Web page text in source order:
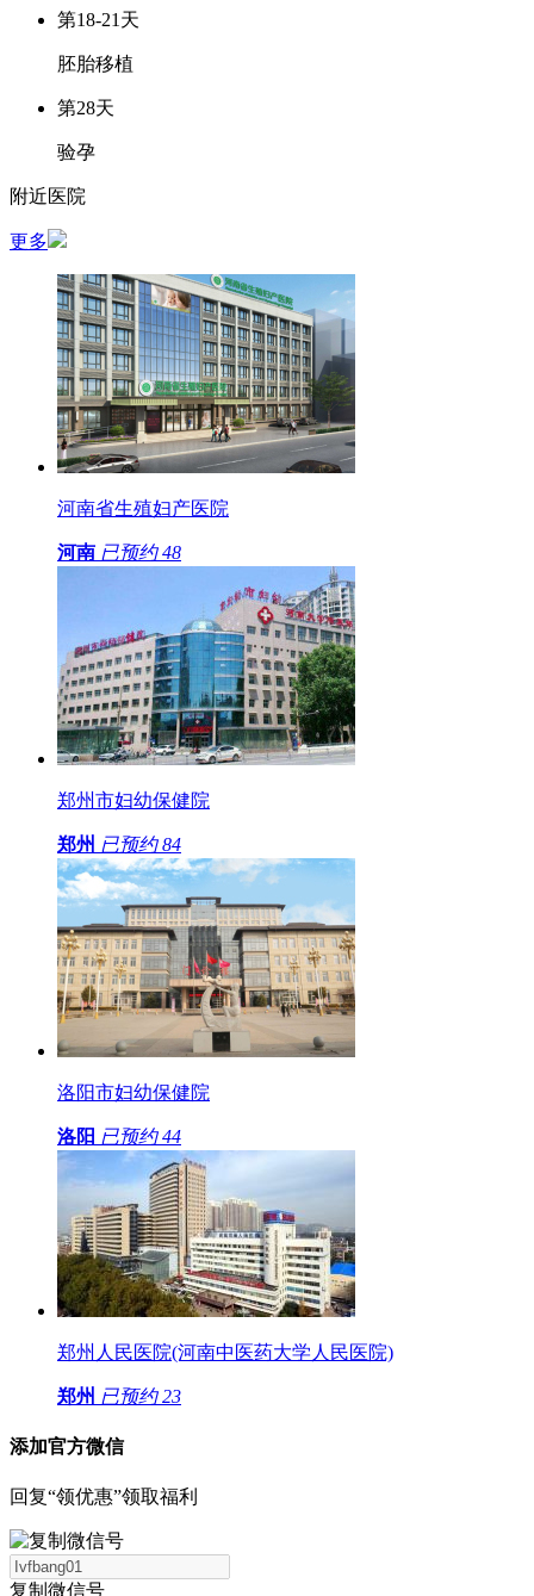
第18-21天
胚胎移植
第28天
验孕
附近医院
更多
河南省生殖妇产医院
河南 已预约 48
郑州市妇幼保健院
郑州 已预约 84
洛阳市妇幼保健院
洛阳 已预约 44
郑州人民医院(河南中医药大学人民医院)
郑州 已预约 23
添加官方微信
回复“领优惠”领取福利
复制微信号